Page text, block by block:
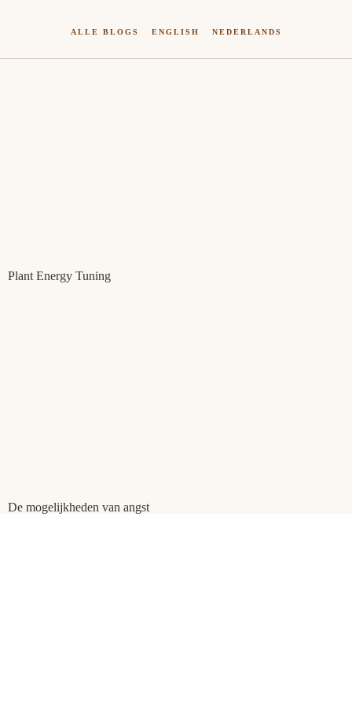
ENGLISH NEDERLANDS
ALLE BLOGS
Plant Energy Tuning
De mogelijkheden van angst